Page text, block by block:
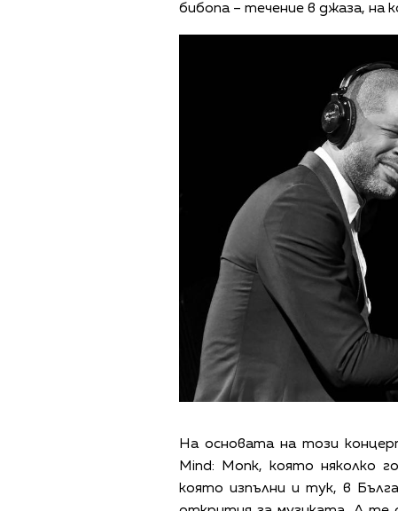
бибопа – течение в джаза, на
На основата на този
Mind: Monk, която няколко
която изпълни и тук, в